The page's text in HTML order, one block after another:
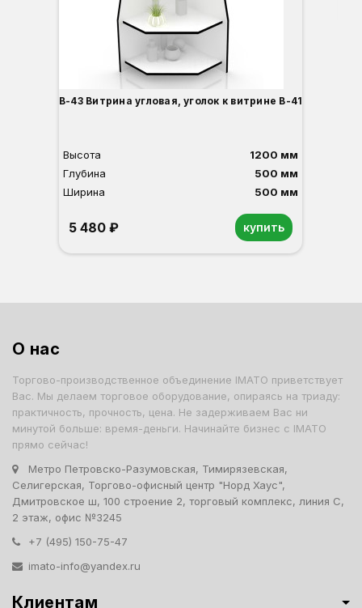
В-43 Витрина угловая, уголок к витрине В-41
Высота
1200 мм
Глубина
500 мм
Ширина
500 мм
5 480 ₽ купить
О нас
Торгово-производственное объединение IMATO приветствует
Вас. Мы делаем торговое оборудование, опираясь на триаду:
практичность, прочность, цена. Не задерживаем Вас ни
минутой больше: время-деньги. Начинайте бизнес с IMATO
прямо сейчас!
Метро Петровско-Разумовская, Тимирязевская,
Селигерская, Торгово-офисный центр "Норд Хаус",
Дмитровское ш, 100 строение 2, торговый комплекс, линия С,
2 этаж, офис №3245
+7 (495) 150-75-47
imato-info@yandex.ru
Клиентам